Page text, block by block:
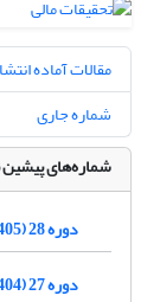
مقالات آماده
شماره جاری
شماره‌های
دوره 28 (1405)
دوره 27 (1404)